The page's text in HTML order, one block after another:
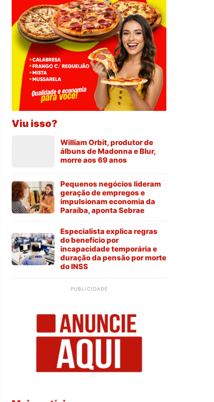
Viu isso?
William Orbit, produtor de
álbuns de Madonna e Blur,
morre aos 69 anos
Pequenos negócios lideram
geração de empregos e
impulsionam economia da
Paraíba, aponta Sebrae
Especialista explica regras
do benefício por
incapacidade temporária e
duração da pensão por morte
do INSS
PUBLICIDADE